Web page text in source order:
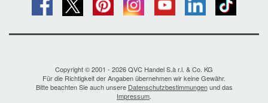
Copyright © 2001 - 2026 QVC Handel S.à r.l. & Co. KG
Für die Richtigkeit der Angaben übernehmen wir keine Gewähr.
Bitte beachten Sie auch unsere Datenschutzbestimmungenund das
Impressum.